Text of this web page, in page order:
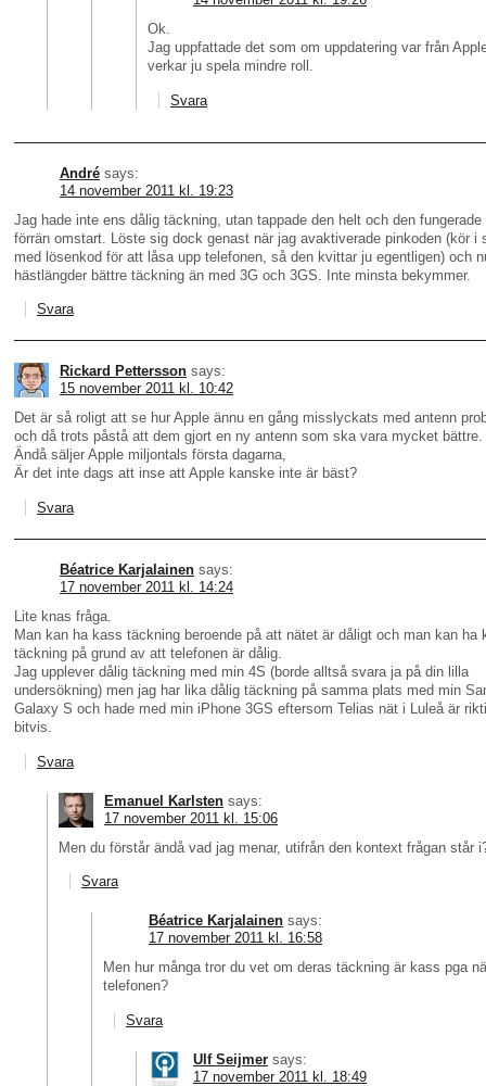
Ok.
Jag uppfattade det som om uppdatering var från
verkar ju spela mindre roll.
Svara
André says:
14 november 2011 kl. 19:23
Jag hade inte ens dålig täckning, utan tappade den helt och den fungerade
förrän omstart. Löste sig dock genast när jag avaktiverade pinkoden (kör i
med lösenkod för att låsa upp telefonen, så den kvittar ju egentligen) och
hästlängder bättre täckning än med 3G och 3GS. Inte minsta bekymmer.
Svara
Rickard Pettersson says:
15 november 2011 kl. 10:42
Det är så roligt att se hur Apple ännu en gång misslyckats med antenn
och då trots påstå att dem gjort en ny antenn som ska vara mycket bättre.
Ändå säljer Apple miljontals första dagarna,
Är det inte dags att inse att Apple kanske inte är bäst?
Svara
Béatrice Karjalainen says:
17 november 2011 kl. 14:24
Lite knas fråga.
Man kan ha kass täckning beroende på att nätet är dåligt och man kan ha
täckning på grund av att telefonen är dålig.
Jag upplever dålig täckning med min 4S (borde alltså svara ja på din lilla
undersökning) men jag har lika dålig täckning på samma plats med min
Galaxy S och hade med min iPhone 3GS eftersom Telias nät i Luleå är
bitvis.
Svara
Emanuel Karlsten says:
17 november 2011 kl. 15:06
Men du förstår ändå vad jag menar, utifrån den kontext frågan står
Svara
Béatrice Karjalainen says:
17 november 2011 kl. 16:58
Men hur många tror du vet om deras täckning är kass pga
telefonen?
Svara
Ulf Seijmer says:
17 november 2011 kl. 18:49